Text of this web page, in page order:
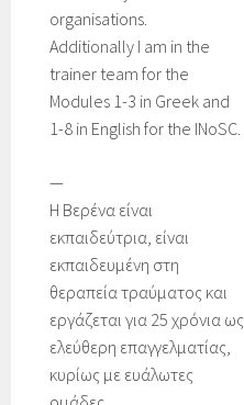
organisations.
Additionally I am in the
trainer team for the
Modules 1-3 in Greek and
1-8 in English for the INoSC.
—
Η Βερένα είναι
εκπαιδεύτρια, είναι
εκπαιδευμένη στη
θεραπεία τραύματος και
εργάζεται για 25 χρόνια ως
ελεύθερη επαγγελματίας,
κυρίως με ευάλωτες